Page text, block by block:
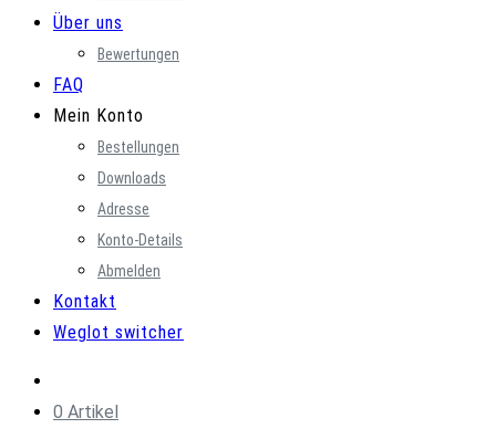
Über uns
Bewertungen
FAQ
Mein Konto
Bestellungen
Downloads
Adresse
Konto-Details
Abmelden
Kontakt
Weglot switcher
0 Artikel